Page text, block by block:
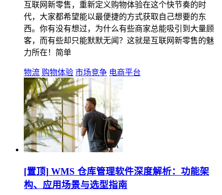
互联网新零售，重新定义购物体验在这个快节奏的时
代，大家都希望能以最便捷的方式获取自己想要的东
西。你有没有想过，为什么有些商家总能吸引到大量顾
客，而有些却只能默默无闻？这就是互联网新零售的魅
力所在！简单
物流 购物体验 市场竞争 电商平台
[置顶] WMS 仓库管理软件深度解析：功能架
构、应用场景与选型指南